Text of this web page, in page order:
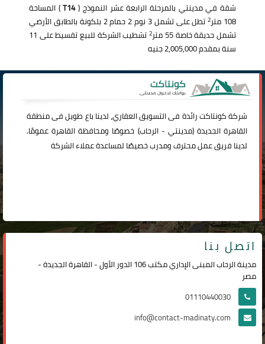
شقة في مدينتي بالمرحلة الرابعة عشر النموذج (T14) المساحة
108 متر
2
تطل على تشمل 3 نوم 2 حمام 2 بلكونة بالطابق الأرضي
تشمل حديقة خاصة 55 متر
2
تشطيب الشركة للبيع تقسيط على 11
سنة بمقدم 2,005,000 جنيه
شركةكونتاكترائدة فى التسويق العقاري، لدينا باع طويل فى منطقة
القاهرة الجديدة (مدينتي -الرحاب) خصوصًا ومحافظة القاهرة عمومًا.
لدينا فريق عمل محترف ومدرب خصيصًا لمساعدة عملاء الشركة
اتصل بنا
مدينة الرحاب المبنى الإداري مكتب 106 الدور الأول - القاهرة الجديدة -
مصر
01110440030
info@contact-madinaty.com